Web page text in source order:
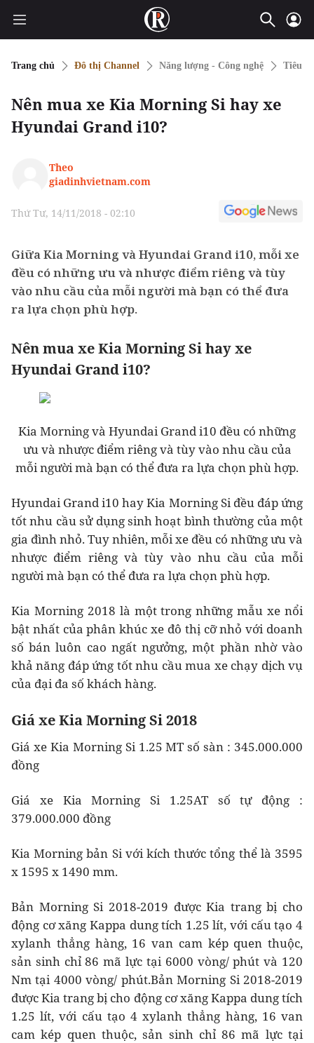
Trang chủ Đô thị Channel Năng lượng - Công nghệ Tiêu
Nên mua xe Kia Morning Si hay xe
Hyundai Grand i10?
Theo
giadinhvietnam.com
Thứ Tư, 14/11/2018 - 02:10
Giữa Kia Morning và Hyundai Grand i10, mỗi xe
đều có những ưu và nhược điểm riêng và tùy
vào nhu cầu của mỗi người mà bạn có thể đưa
ra lựa chọn phù hợp.
Nên mua xe Kia Morning Si hay xe
Hyundai Grand i10?
Kia Morning và Hyundai Grand i10 đều có những
ưu và nhược điểm riêng và tùy vào nhu cầu của
mỗi người mà bạn có thể đưa ra lựa chọn phù hợp.
Hyundai Grand i10 hay Kia Morning Si đều đáp ứng
tốt nhu cầu sử dụng sinh hoạt bình thường của một
gia đình nhỏ. Tuy nhiên, mỗi xe đều có những ưu và
nhược điểm riêng và tùy vào nhu cầu của mỗi
người mà bạn có thể đưa ra lựa chọn phù hợp.
Kia Morning 2018 là một trong những mẫu xe nổi
bật nhất của phân khúc xe đô thị cỡ nhỏ với doanh
số bán luôn cao ngất ngưởng, một phần nhờ vào
khả năng đáp ứng tốt nhu cầu mua xe chạy dịch vụ
của đại đa số khách hàng.
Giá xe Kia Morning Si 2018
Giá xe Kia Morning Si 1.25 MT số sàn : 345.000.000
đồng
Giá xe Kia Morning Si 1.25AT số tự động :
379.000.000 đồng
Kia Morning bản Si với kích thước tổng thể là 3595
x 1595 x 1490 mm.
Bản Morning Si 2018-2019 được Kia trang bị cho
động cơ xăng Kappa dung tích 1.25 lít, với cấu tạo 4
xylanh thẳng hàng, 16 van cam kép quen thuộc,
sản sinh chỉ 86 mã lực tại 6000 vòng/ phút và 120
Nm tại 4000 vòng/ phút.Bản Morning Si 2018-2019
được Kia trang bị cho động cơ xăng Kappa dung tích
1.25 lít, với cấu tạo 4 xylanh thẳng hàng, 16 van
cam kép quen thuộc, sản sinh chỉ 86 mã lực tại